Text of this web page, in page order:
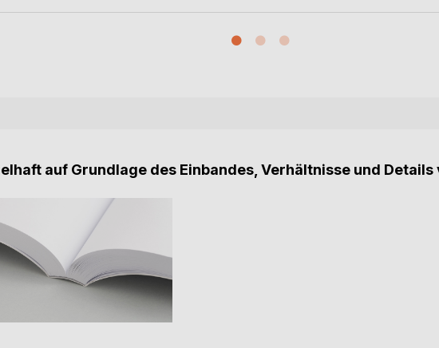
auf Grundlage des Einbandes, Verhältnisse und